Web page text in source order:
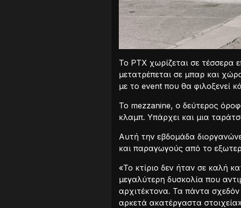
Το PTX χωρίζεται σε τέσσερα
μετατρέπεται σε μπαρ και
με το event που θα φιλοξενεί
Το mezzanine, o δεύτερος
κλαμπ. Υπάρχει και μια
Αυτή την εβδομάδα
και παραγωγούς από το
«Το κτίριο δεν ήταν σε καλή
μεγαλύτερη δυσκολία που
αρχιτέκτονα. Τα πάντα σχεδόν
αρκετά ακατέργαστα